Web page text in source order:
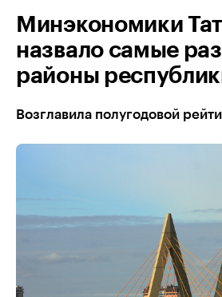
Минэкономики
назвало самые
районы
Возглавила полугодовой